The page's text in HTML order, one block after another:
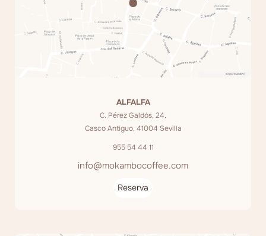
ALFALFA
C. Pérez Galdós, 24,
Casco Antiguo, 41004 Sevilla
955 54 44 11
info@mokambocoffee.com
Reserva